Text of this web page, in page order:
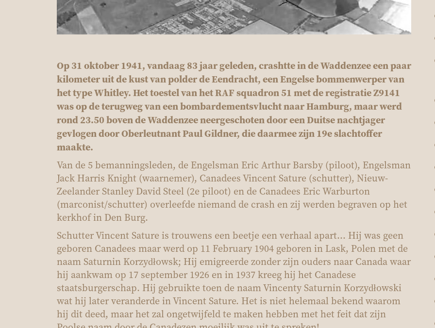
Op 31 oktober 1941, vandaag 83 jaar geleden, crashtte in de Waddenzee een paar
kilometer uit de kust van polder de Eendracht, een Engelse bommenwerper van
het type Whitley. Het toestel van het RAF squadron 51 met de registratie Z9141
was op de terugweg van een bombardementsvlucht naar Hamburg, maar werd
rond 23.50 boven de Waddenzee neergeschoten door een Duitse nachtjager
gevlogen door Oberleutnant Paul Gildner, die daarmee zijn 19e slachtoffer
maakte.
Van de 5 bemanningsleden, de Engelsman Eric Arthur Barsby (piloot), Engelsman
Jack Harris Knight (waarnemer), Canadees Vincent Sature (schutter), Nieuw-
Zeelander Stanley David Steel (2e piloot) en de Canadees Eric Warburton
(marconist/schutter) overleefde niemand de crash en zij werden begraven op het
kerkhof in Den Burg.
Schutter Vincent Sature is trouwens een beetje een verhaal apart… Hij was geen
geboren Canadees maar werd op 11 February 1904 geboren in Lask, Polen met de
naam Saturnin Korzydłowsk; Hij emigreerde zonder zijn ouders naar Canada waar
hij aankwam op 17 september 1926 en in 1937 kreeg hij het Canadese
staatsburgerschap. Hij gebruikte toen de naam Vincenty Saturnin Korzydłowski
wat hij later veranderde in Vincent Sature. Het is niet helemaal bekend waarom
hij dit deed, maar het zal ongetwijfeld te maken hebben met het feit dat zijn